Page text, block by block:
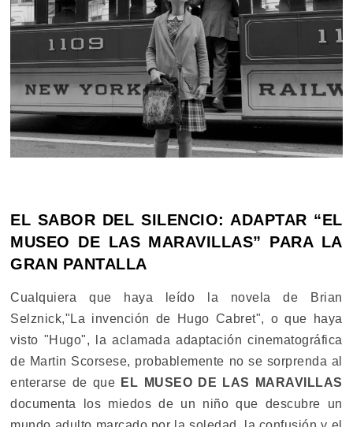
EL SABOR DEL SILENCIO: ADAPTAR “EL
MUSEO DE LAS MARAVILLAS” PARA LA
GRAN PANTALLA
Cualquiera que haya leído la novela de Brian
Selznick,"La invención de Hugo Cabret", o que haya
visto "Hugo", la aclamada adaptación cinematográfica
de Martin Scorsese, probablemente no se sorprenda al
enterarse de que EL MUSEO DE LAS MARAVILLAS
documenta los miedos de un niño que descubre un